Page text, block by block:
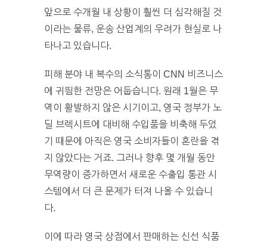
앞으로 수개월 내 상황이 훨씬 더 심각해질 것
이라는 물류, 운송 산업계의 우려가 현실로 나
타나고 있습니다.
피해 분야 내 복수의 소식통이 CNN 비즈니스
에 귀띔한 전망은 어둡습니다. 원래 1월은 무
역이 활발하지 않은 시기이고, 영국 정부가 노
딜 브렉시트에 대비해 수입품을 비축해 두었
기 때문에 아직은 영국 소비자들이 혼란을 겪
지 않았다는 거죠. 그러나 향후 몇 개월 동안
무역량이 증가하면서 새로운 수출입 통관 시
스템에서 더 큰 문제가 터져 나올 수 있습니
다.
이에 따라 영국 상점에서 판매하는 신선 식품